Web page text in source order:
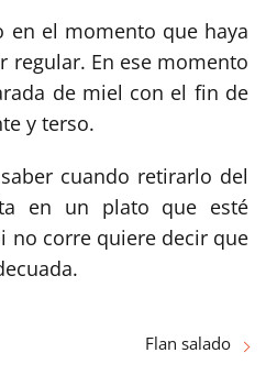
en el momento que haya
regular. En ese momento
de miel con el fin de
y terso.
cuando retirarlo del
en un plato que esté
no corre quiere decir que
Flan salado